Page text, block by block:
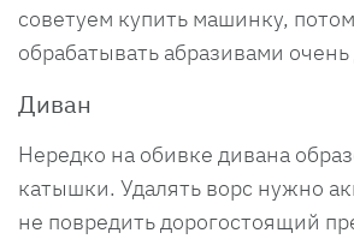
советуем купить машинку,
обрабатывать абразивами очень
Диван
Нередко на обивке дивана
катышки. Удалять ворс нужно
не повредить дорогостоящий